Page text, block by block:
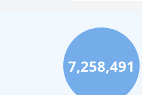
7,258,491